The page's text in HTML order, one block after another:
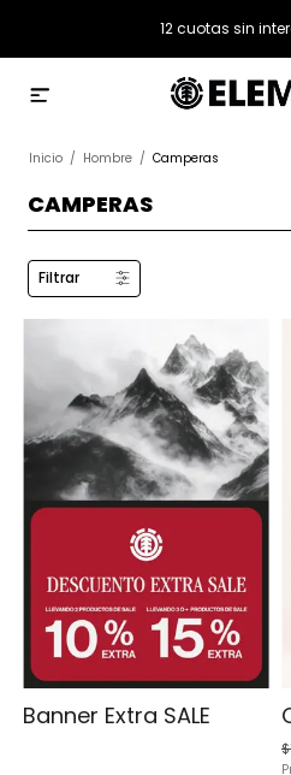
12 cuotas sin interés
Inicio / Hombre / Camperas
CAMPERAS
Filtrar
Banner Extra SALE